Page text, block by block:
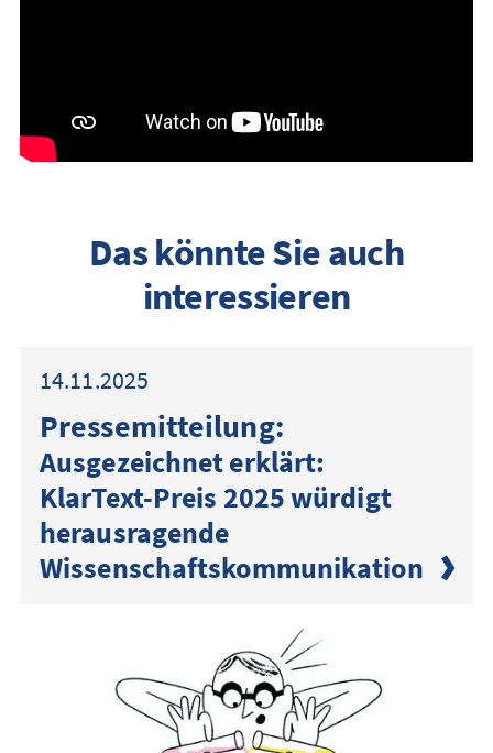
Das könnte Sie auch
interessieren
14.11.2025
Presse­mitteilung:
Ausgezeichnet erklärt:
KlarText-Preis 2025 würdigt
herausragende
Wissenschaftskommunikation